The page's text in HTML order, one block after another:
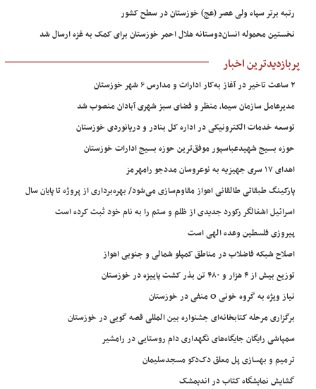
رتبه برتر سپاه ولی عصر (عج) خوزستان در سطح کشور
نخستین محموله انسان‌دوستانه هلال احمر خوزستان برای کمک به غزه ارسال شد
پربازدیدترین اخبار
۲ ساعت تاخیر در آغاز به‌کار ادارات و مدارس ۶ شهر خوزستان
مدیرعامل سازمان سیما، منظر و فضای سبز شهری آبادان منصوب شد
توسعه خدمات الکترونیکی در اداره کل بنادر و دریانوردی خوزستان
حوزه بسیج شهیدعباسپور موفق‌ترین حوزه بسیج ادارات خوزستان
اهدای ۱۷ سری جهیزیه به نوعروسان مددجو رامهرمز
پارکینگ طبقاتی طالقانی اهواز مقاوم‌سازی می‌شود/ بهره‌برداری از پروژه تا پایان سال
اسرائیل اشغالگر رکورد جدیدی از ظلم و ستم را به نام خود ثبت کرده است
پیروزی فلسطین وعده الهی است
اصلاح شبکه فاضلاب در مناطق کمپلو شمالی و جنوبی اهواز
توزیع بیش از ۴ هزار و ۴۸۰ تن بذر کشت پاییزه در خوزستان
نیاز ویژه به گروه خونی O منفی در خوزستان
برگزاری مرحله کتابخانه‌ای جشنواره بین المللی قصه گویی در خوزستان
سمپاشی رایگان جایگاه‌های نگهداری دام روستایی در رامشیر
ترمیم و بهسازی پل معلق دک‌دکو مسجدسلیمان
گشایش نمایشگاه کتاب در اندیمشک